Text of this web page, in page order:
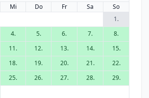
Mi Do Fr Sa
So
1.
4. 5. 6. 7.
8.
11. 12. 13. 14.
15.
18. 19. 20. 21.
22.
25. 26. 27. 28.
29.